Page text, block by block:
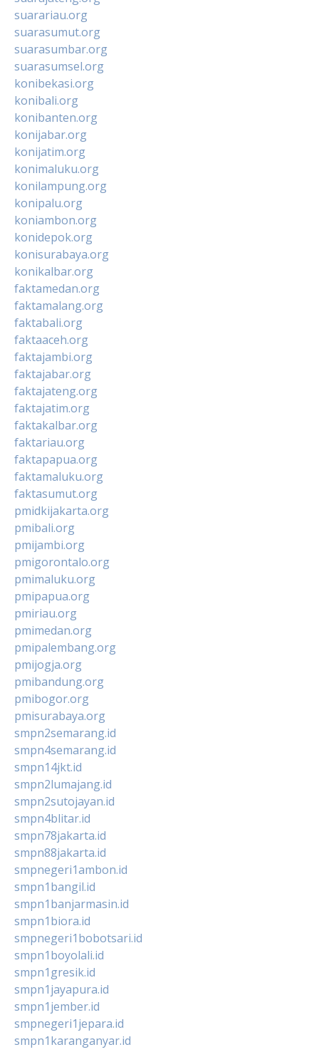
suarariau.org
suarasumut.org
suarasumbar.org
suarasumsel.org
konibekasi.org
konibali.org
konibanten.org
konijabar.org
konijatim.org
konimaluku.org
konilampung.org
konipalu.org
koniambon.org
konidepok.org
konisurabaya.org
konikalbar.org
faktamedan.org
faktamalang.org
faktabali.org
faktaaceh.org
faktajambi.org
faktajabar.org
faktajateng.org
faktajatim.org
faktakalbar.org
faktariau.org
faktapapua.org
faktamaluku.org
faktasumut.org
pmidkijakarta.org
pmibali.org
pmijambi.org
pmigorontalo.org
pmimaluku.org
pmipapua.org
pmiriau.org
pmimedan.org
pmipalembang.org
pmijogja.org
pmibandung.org
pmibogor.org
pmisurabaya.org
smpn2semarang.id
smpn4semarang.id
smpn14jkt.id
smpn2lumajang.id
smpn2sutojayan.id
smpn4blitar.id
smpn78jakarta.id
smpn88jakarta.id
smpnegeri1ambon.id
smpn1bangil.id
smpn1banjarmasin.id
smpn1biora.id
smpnegeri1bobotsari.id
smpn1boyolali.id
smpn1gresik.id
smpn1jayapura.id
smpn1jember.id
smpnegeri1jepara.id
smpn1karanganyar.id